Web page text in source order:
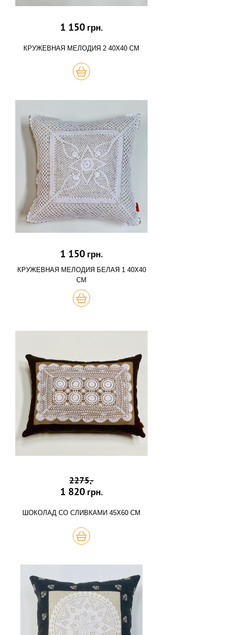
1 150 грн.
КРУЖЕВНАЯ МЕЛОДИЯ 2 40Х40 СМ
КУПИТЬ
1 150 грн.
КРУЖЕВНАЯ МЕЛОДИЯ БЕЛАЯ 1 40Х40
СМ
КУПИТЬ
2275,-
1 820 грн.
ШОКОЛАД СО СЛИВКАМИ 45Х60 СМ
КУПИТЬ